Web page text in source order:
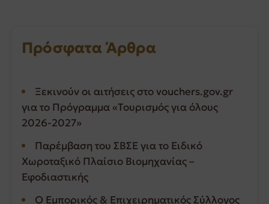
Πρόσφατα Άρθρα
Ξεκινούν οι αιτήσεις στο vouchers.gov.gr
για το Πρόγραμμα «Τουρισμός για όλους
2026-2027»
Παρέμβαση του ΣΒΣΕ για το Ειδικό
Χωροταξικό Πλαίσιο Βιομηχανίας –
Εφοδιαστικής
Ο Εμπορικός & Επιχειρηματικός Σύλλογος